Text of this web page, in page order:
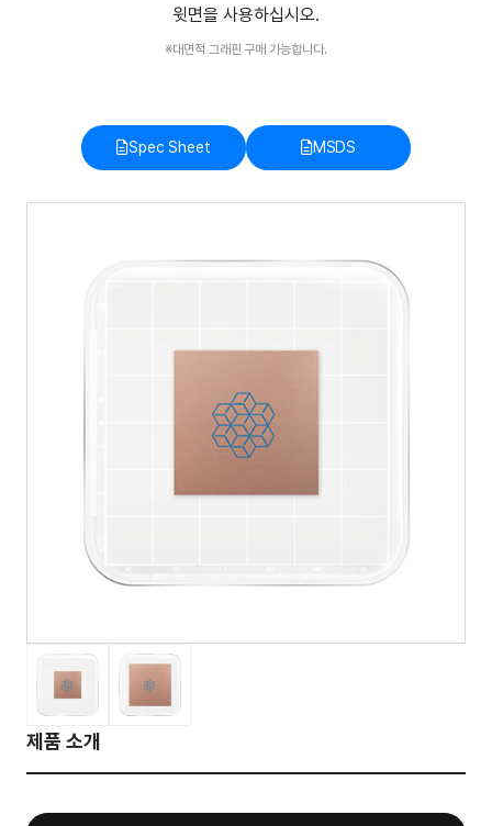
윗면을 사용하십시오.
※대면적 그래핀 구매 가능합니다.
Spec Sheet MSDS
제품 소개